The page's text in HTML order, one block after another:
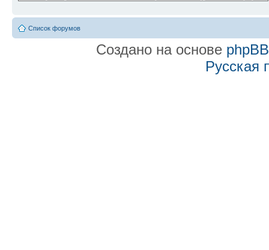
Список форумов
Создано на основе phpBB
Русская